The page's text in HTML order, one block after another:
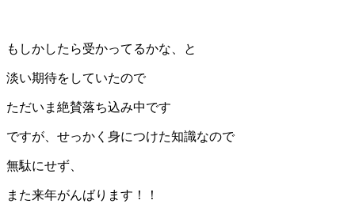
もしかしたら受かってるかな、と
淡い期待をしていたので
ただいま絶賛落ち込み中です
ですが、せっかく身につけた知識なので
無駄にせず、
また来年がんばります！！